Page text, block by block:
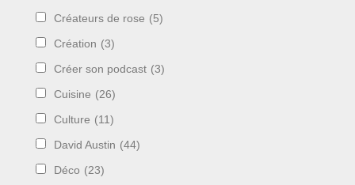
Créateurs de rose (5)
Création (3)
Créer son podcast (3)
Cuisine (26)
Culture (11)
David Austin (44)
Déco (23)